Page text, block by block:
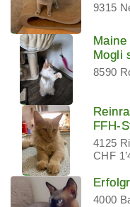
9315
Mogli
8590
FFH-
4125
CHF
4000